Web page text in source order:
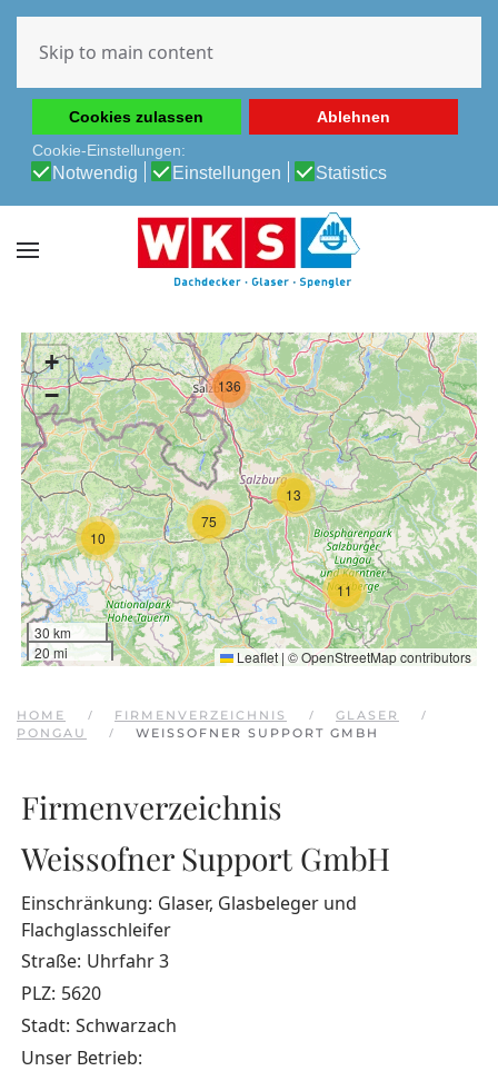
Erfahrung auf unserer Website zu ermöglichen.
Cookie-Richtlinie
Datenschutz-Bestimmungen
Cookies zulassen
Ablehnen
Cookie-Einstellungen:
Notwendig Einstellungen Statistics
Skip to main content
10
11
13
75
136
+
−
30 km
20 mi
Leaflet | ©OpenStreetMapcontributors
HOME FIRMENVERZEICHNIS
GLASER
PONGAU
WEISSOFNER SUPPORT GMBH
Firmenverzeichnis
Weissofner Support GmbH
Einschränkung: Glaser, Glasbeleger und
Flachglasschleifer
Straße: Uhrfahr 3
PLZ: 5620
Stadt: Schwarzach
Unser Betrieb: